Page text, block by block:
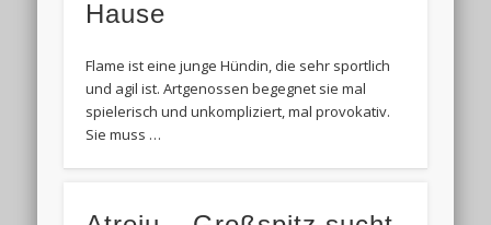
Hause
Flame ist eine junge Hündin, die sehr sportlich
und agil ist. Artgenossen begegnet sie mal
spielerisch und unkompliziert, mal provokativ.
Sie muss …